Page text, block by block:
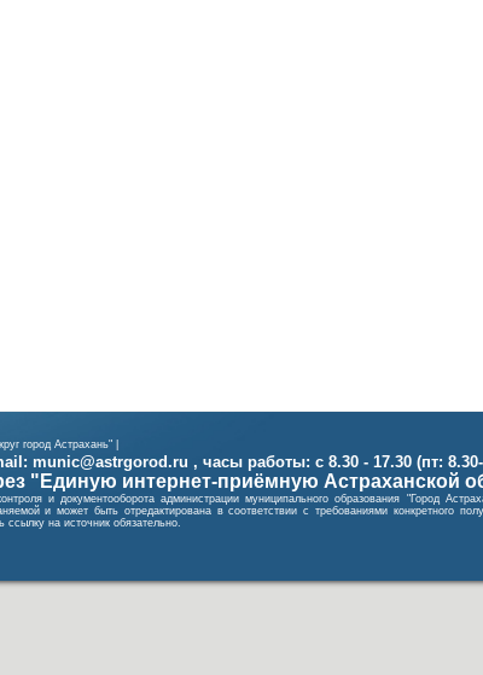
город Астрахань" |
munic@astrgorod.ru , часы работы: с 8.30 - 17.30 (пт:
"Единую интернет-приёмную Астраханской
и документооборота администрации муниципального образования "Город
и может быть отредактирована в соответствии с требованиями конкретного
на источник обязательно.